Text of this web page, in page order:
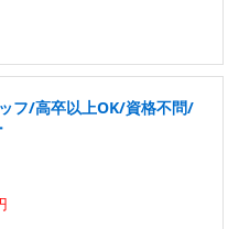
フ/高卒以上OK/資格不問/